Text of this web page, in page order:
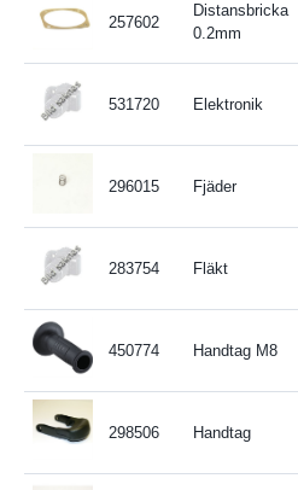
257602
Distansbricka
0.2mm
531720 Elektronik
296015 Fjäder
283754 Fläkt
450774 Handtag M8
298506 Handtag